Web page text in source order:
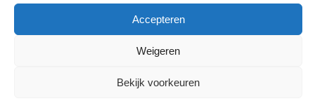
Accepteren
Weigeren
Bekijk voorkeuren
©2026 Roze50+ Nederland